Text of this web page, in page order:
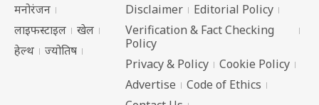
मनोरंजन
लाइफस्टाइल
खेल
हेल्थ
ज्योतिष
Disclaimer
Editorial Policy
Verification & Fact Checking
Policy
Privacy & Policy
Cookie Policy
Advertise
Code of Ethics